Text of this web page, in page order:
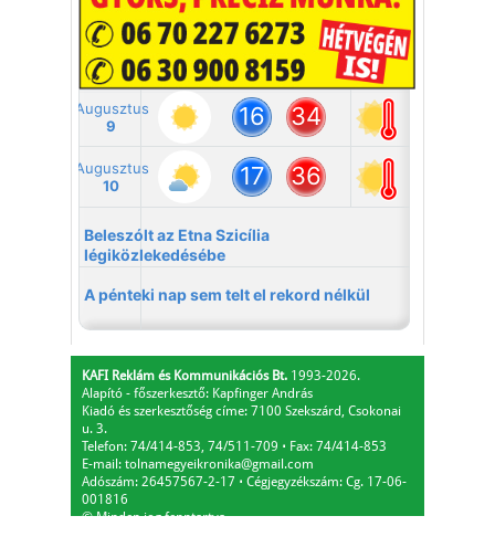
A nagyvilág képekben
KAFI Reklám és Kommunikációs Bt. 1993-2026.
Alapító - főszerkesztő: Kapfinger András
Kiadó és szerkesztőség címe: 7100 Szekszárd, Csokonai
u. 3.
Telefon: 74/414-853, 74/511-709 ⋅ Fax: 74/414-853
E-mail: tolnamegyeikronika@gmail.com
Adószám: 26457567-2-17 ⋅ Cégjegyzékszám: Cg. 17-06-
001816
© Minden jog fenntartva.